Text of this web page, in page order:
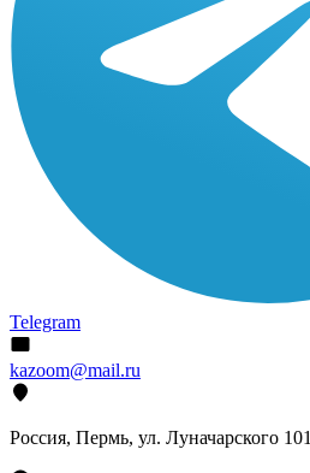
Telegram
kazoom@mail.ru
Россия, Пермь, ул. Луначарского 101